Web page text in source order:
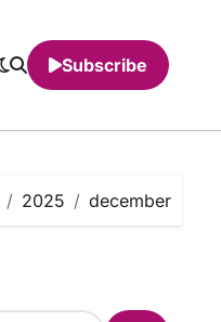
Subscribe
2025 december